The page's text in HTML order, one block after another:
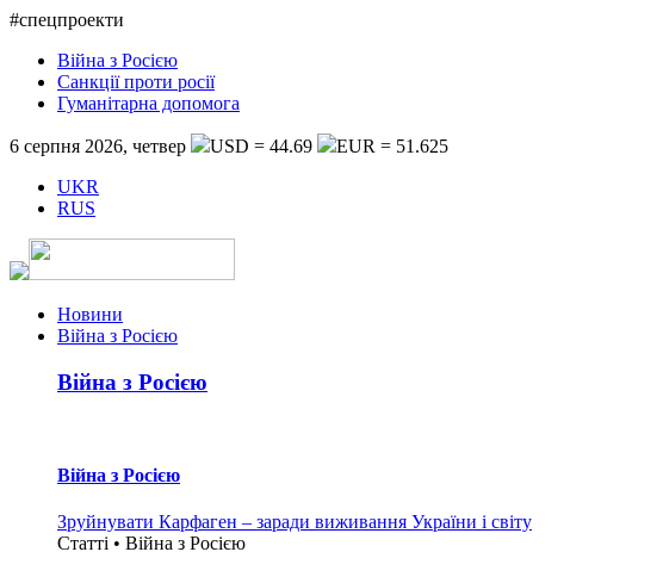
#спецпроекти
Війна з Росією
Санкції проти росії
Гуманітарна допомога
6 серпня 2026, четвер USD = 44.69
EUR = 51.625
UKR
RUS
Новини
Війна з Росією
Війна з Росією
Війна з Росією
Зруйнувати Карфаген – заради виживання України і світу
Статті • Війна з Росією